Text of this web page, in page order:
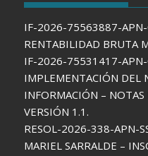
IF-2026-75563887-APN-
RENTABILIDAD BRUTA
IF-2026-75531417-APN-
IMPLEMENTACIÓN DEL
INFORMACIÓN – NOTAS
VERSIÓN 1.1.
RESOL-2026-338-APN-
MARIEL SARRALDE –